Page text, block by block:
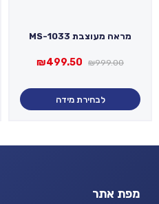
מראה מעוצבת MS-1033
₪999.00
המחיר
₪999.00.
₪499.50
המחיר
₪499.50.
לבחירת מידה
מפת אתר